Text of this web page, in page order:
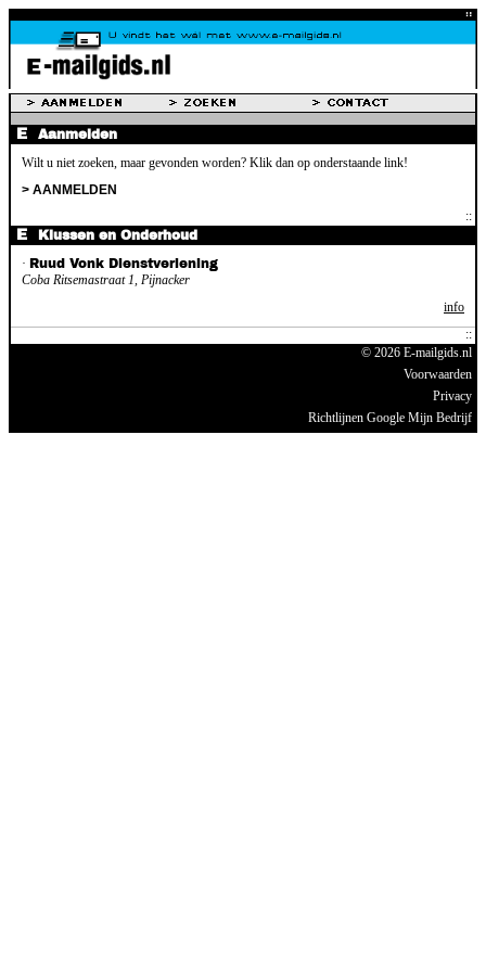
Aanmelden
Wilt u niet zoeken, maar gevonden worden? Klik dan op onderstaande link!
> AANMELDEN
Klussen en Onderhoud
· Ruud Vonk Dienstverlening
Coba Ritsemastraat 1, Pijnacker
info
© 2026 E-mailgids.nl
Voorwaarden
Privacy
Richtlijnen Google Mijn Bedrijf